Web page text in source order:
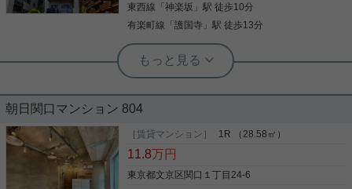
荷谷店 TEL：03-6902-5021
東西線 「神楽坂 」駅 徒歩10分
有楽町線 「護国寺 」駅 徒歩13分
実用春日ホーム 富坂サテライト デヘスースパトリシオ恒樹
☆敷金礼金不要！駅徒歩1分！2LDKの
の距離は言うまでもなく近く利便性抜群☆ 敷金礼金
不要で初期費用を抑えられます！ 都心へのアクセス
は良く落ち着いたエリアで理想の家族暮らしを☆ ☆
お電話でのご相談もお気軽にくださいませ☆ 実用春
朝日関口マンション 804
［賃貸マンション］ 1R （28.58㎡）
11.8万円
東京都文京区関口１丁目24-6